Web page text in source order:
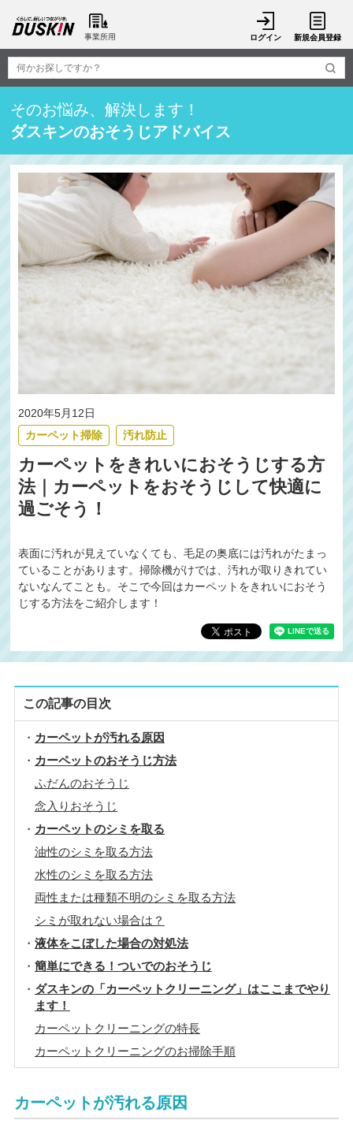
事業所用 ログイン 新規会員登録
そのお悩み、解決します！
ダスキンのおそうじアドバイス
2020年5月12日
カーペット掃除
汚れ防止
カーペットをきれいにおそうじする方
法｜カーペットをおそうじして快適に
過ごそう！
表面に汚れが見えていなくても、毛足の奥底には汚れがたまっ
ていることがあります。掃除機がけでは、汚れが取りきれてい
ないなんてことも。そこで今回はカーペットをきれいにおそう
じする方法をご紹介します！
この記事の目次
カーペットが汚れる原因
カーペットのおそうじ方法
ふだんのおそうじ
念入りおそうじ
カーペットのシミを取る
油性のシミを取る方法
水性のシミを取る方法
両性または種類不明のシミを取る方法
シミが取れない場合は？
液体をこぼした場合の対処法
簡単にできる！ついでのおそうじ
ダスキンの「カーペットクリーニング」はここまでやり
ます！
カーペットクリーニングの特長
カーペットクリーニングのお掃除手順
カーペットが汚れる原因